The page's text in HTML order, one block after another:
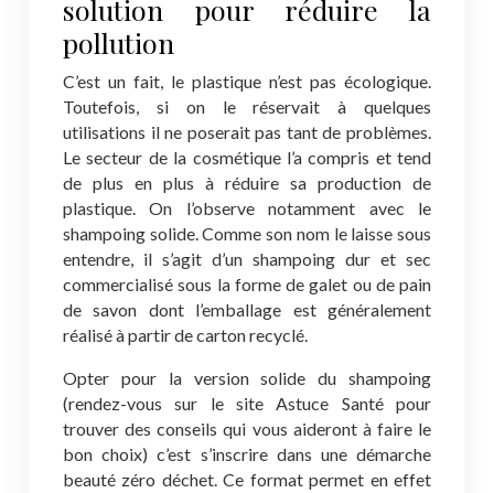
solution pour réduire la
pollution
C’est un fait, le plastique n’est pas écologique.
Toutefois, si on le réservait à quelques
utilisations il ne poserait pas tant de problèmes.
Le secteur de la cosmétique l’a compris et tend
de plus en plus à réduire sa production de
plastique. On l’observe notamment avec le
shampoing solide. Comme son nom le laisse sous
entendre, il s’agit d’un shampoing dur et sec
commercialisé sous la forme de galet ou de pain
de savon dont l’emballage est généralement
réalisé à partir de carton recyclé.
Opter pour la version solide du shampoing
(rendez-vous sur le site Astuce Santé pour
trouver des conseils qui vous aideront à faire le
bon choix) c’est s’inscrire dans une démarche
beauté zéro déchet. Ce format permet en effet